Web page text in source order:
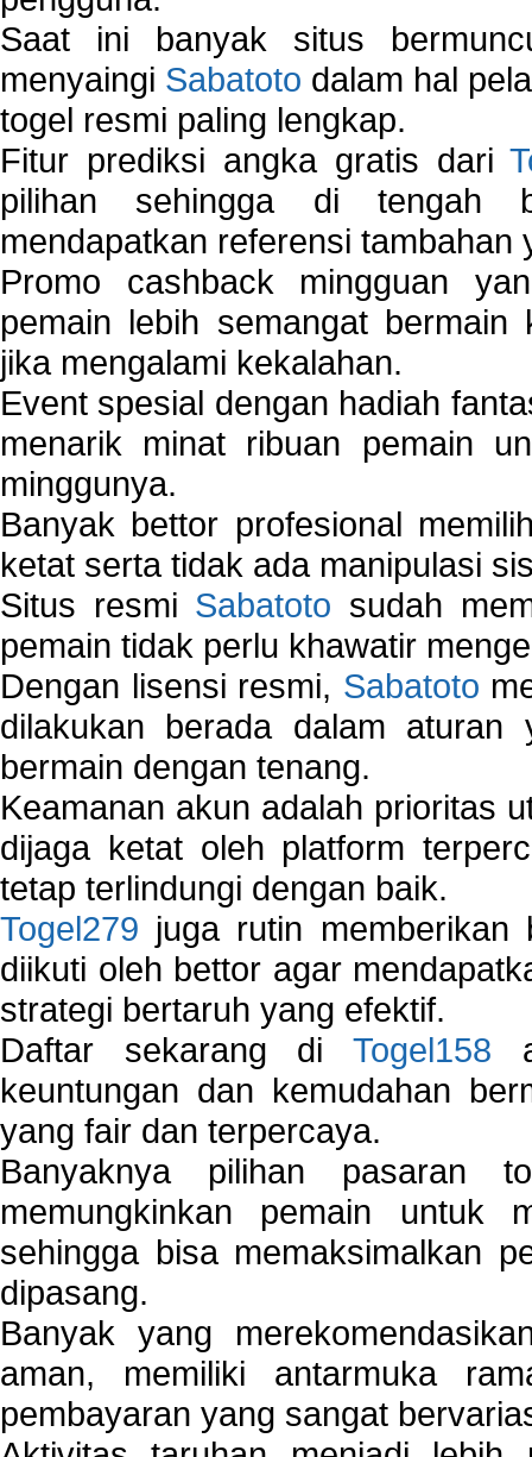
Saat ini banyak situs
menyaingi Sabatoto dalam hal
togel resmi paling lengkap.
Fitur prediksi angka gratis dari
pilihan sehingga di tengah
mendapatkan referensi tambahan
Promo cashback mingguan
pemain lebih semangat bermain
jika mengalami kekalahan.
Event spesial dengan hadiah
menarik minat ribuan pemain
minggunya.
Banyak bettor profesional
ketat serta tidak ada manipulasi
Situs resmi Sabatoto sudah
pemain tidak perlu khawatir
Dengan lisensi resmi, Sabatoto
dilakukan berada dalam
bermain dengan tenang.
Keamanan akun adalah prioritas
dijaga ketat oleh platform
tetap terlindungi dengan baik.
Togel279 juga rutin
diikuti oleh bettor agar
strategi bertaruh yang efektif.
Daftar sekarang di Togel158
keuntungan dan kemudahan
yang fair dan terpercaya.
Banyaknya pilihan pasaran
memungkinkan pemain untuk
sehingga bisa memaksimalkan
dipasang.
Banyak yang
aman, memiliki antarmuka
pembayaran yang sangat